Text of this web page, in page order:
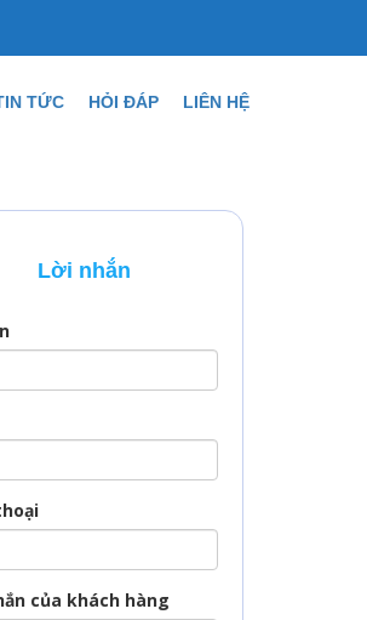
TỨC HỎI ĐÁP LIÊN HỆ
Lời nhắn
của khách hàng